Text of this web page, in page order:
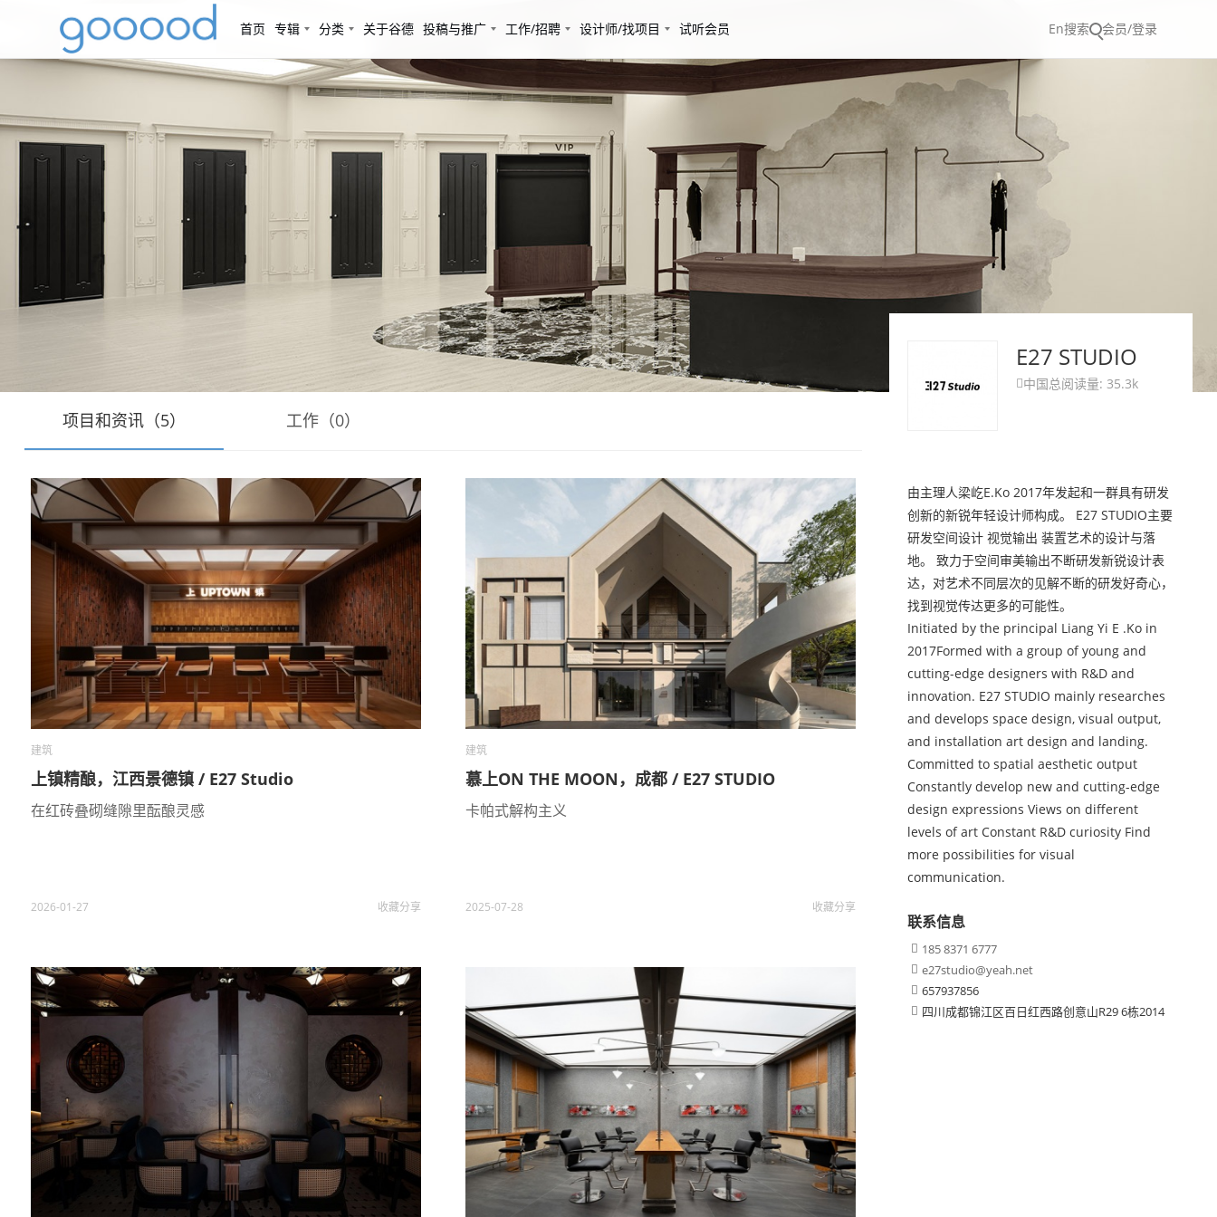
首页 专辑 分类 关于谷德 投稿与推广 工作/招聘 设计师/找项目 试听会员 En搜索 会员/登录
项目和资讯（5） 工作（0）
建筑
上镇精酿，江西景德镇 / E27 Studio
在红砖叠砌缝隙里酝酿灵感
2026-01-27 收藏分享
建筑
慕上ON THE MOON，成都 / E27 STUDIO
卡帕式解构主义
2025-07-28 收藏分享
E27 STUDIO
 中国总阅读量: 35.3k
由主理人梁屹E.Ko 2017年发起和一群具有研发
创新的新锐年轻设计师构成。 E27 STUDIO主要
研发空间设计 视觉输出 装置艺术的设计与落
地。 致力于空间审美输出不断研发新锐设计表
达，对艺术不同层次的见解不断的研发好奇心，
找到视觉传达更多的可能性。
Initiated by the principal Liang Yi E .Ko in
2017Formed with a group of young and
cutting-edge designers with R&D and
innovation. E27 STUDIO mainly researches
and develops space design, visual output,
and installation art design and landing.
Committed to spatial aesthetic output
Constantly develop new and cutting-edge
design expressions Views on different
levels of art Constant R&D curiosity Find
more possibilities for visual
communication.
联系信息
 185 8371 6777
 e27studio@yeah.net
 657937856
 四川成都锦江区百日红西路创意山R29 6栋2014